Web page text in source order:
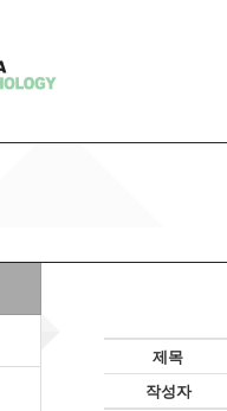
제목
작성자